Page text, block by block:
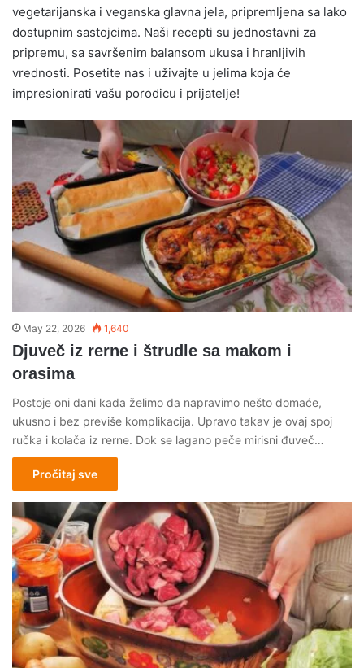
vegetarijanska i veganska glavna jela, pripremljena sa lako
dostupnim sastojcima. Naši recepti su jednostavni za
pripremu, sa savršenim balansom ukusa i hranljivih
vrednosti. Posetite nas i uživajte u jelima koja će
impresionirati vašu porodicu i prijatelje!
May 22, 2026 1,640
Djuveč iz rerne i štrudle sa makom i
orasima
Postoje oni dani kada želimo da napravimo nešto domaće,
ukusno i bez previše komplikacija. Upravo takav je ovaj spoj
ručka i kolača iz rerne. Dok se lagano peče mirisni đuveč…
Pročitaj sve